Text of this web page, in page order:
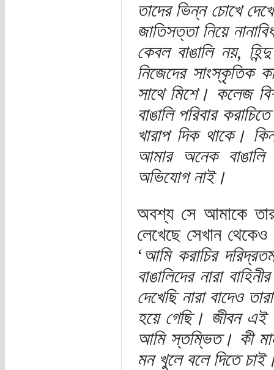
তাদের ভিন্ন চোখে
জাতিসত্তা নিয়ে
কেবল বাঙালি নয়,
নিজেদের সাংস্কৃতিক
সাথে মিশে। কলেজ
বাঙালি পরিবার
খারাপ দিক থাকে।
আমার অনেক
অভিযোগ নাই।
অবশ্য সে আমাকে
লেখেছে সেখান
‘আমি করাচির
বাঙালিদের নারা
দেখেছি নারা বাদেও
হয়ে গেছি। জীবন এই
আমি স্তম্ভিত। কী
মন খুলে বলে দিতে